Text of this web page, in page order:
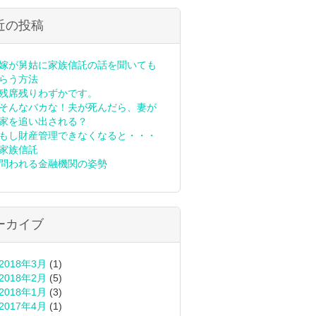
の投稿
が舅姑に家族信託の話を聞いても
う方法
席残りわずかです。
んなバカな！夫が死んだら、妻が
を追い出される？
し財産管理できなくなると・・・
族信託
われる金融機関の姿勢
カイブ
年3月 (1)
年2月 (5)
年1月 (3)
年4月 (1)